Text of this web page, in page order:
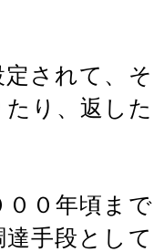
されて、そ
り、返した
００年頃まで
手段として